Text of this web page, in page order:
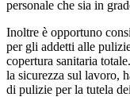
personale che sia in
Inoltre è opportuno
per gli addetti alle
copertura sanitaria
la sicurezza sul lavoro,
di pulizie per la tutela